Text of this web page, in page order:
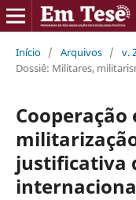
Início / Arquivos / v.
Dossiê: Militares,
Cooperação
justificativa